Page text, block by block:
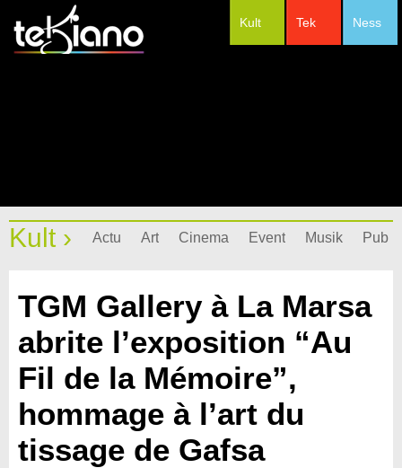
Ness
Tek
Kult
Kult › Actu Art Cinema Event Musik Pub
TGM Gallery à La Marsa
abrite l’exposition “Au
Fil de la Mémoire”,
hommage à l’art du
tissage de Gafsa